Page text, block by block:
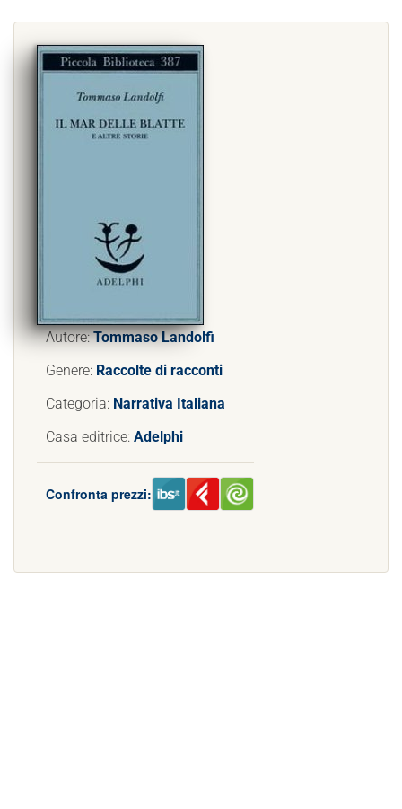
Autore:Tommaso Landolfi
Genere: Raccolte di racconti
Categoria: Narrativa Italiana
Casa editrice: Adelphi
Confronta prezzi: